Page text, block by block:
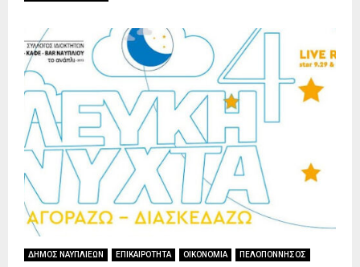
ΔΗΜΟΣ ΝΑΥΠΛΙΕΩΝ ΕΠΙΚΑΙΡΟΤΗΤΑ ΟΙΚΟΝΟΜΙΑ ΠΕΛΟΠΟΝΝΗΣΟΣ